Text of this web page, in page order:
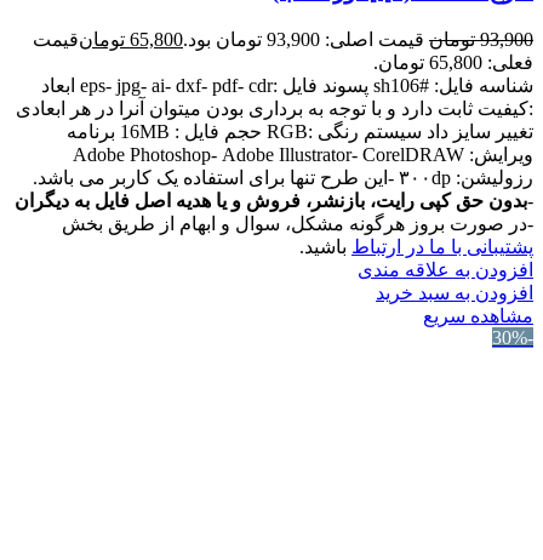
93,900 تومان قیمت اصلی: 93,900 تومان بود. 65,800 تومانقیمت
فعلی: 65,800 تومان.
شناسه فایل: #sh106 پسوند فایل :eps- jpg- ai- dxf- pdf- cdr ابعاد
:کیفیت ثابت دارد و با توجه به برداری بودن میتوان آنرا در هر ابعادی
تغییر سایز داد سیستم رنگی :RGB حجم فایل : 16MB برنامه
ویرایش: Adobe Photoshop- Adobe Illustrator- CorelDRAW
رزولیشن: ۳۰۰dp -این طرح تنها برای استفاده یک کاربر می باشد.
-بدون حق کپی رایت، بازنشر، فروش و یا هدیه اصل فایل به دیگران
-در صورت بروز هرگونه مشکل، سوال و ابهام از طریق بخش
پشتیبانی با ما در ارتباط باشید.
افزودن به علاقه مندی
افزودن به سبد خرید
مشاهده سریع
-30%